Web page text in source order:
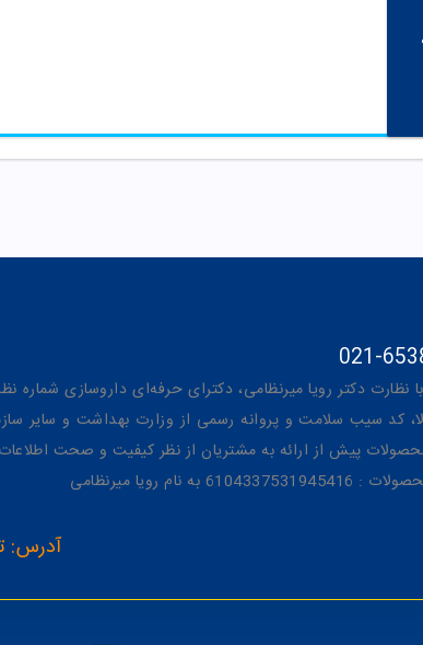
021-
دکتر رویا میرنظامی، دکترای حرفه‌ای داروسازی شماره نظام پزشکی: د-
کد سیب سلامت و پروانه رسمی از وزارت بهداشت و سایر
پیش از ارائه به مشتریان از نظر کیفیت و صحت
رویا میرنظامی
آدرس: